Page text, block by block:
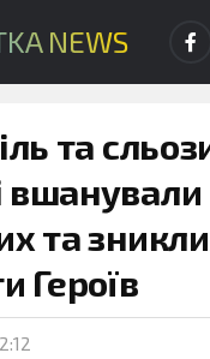
NEWS
та
вшанували
та
Героїв